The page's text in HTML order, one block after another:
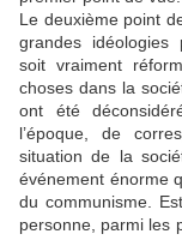
Le deuxième point
grandes idéologies
soit vraiment
choses dans la
ont été
l’époque, de
situation de la
événement énorme
du communisme.
personne, parmi les